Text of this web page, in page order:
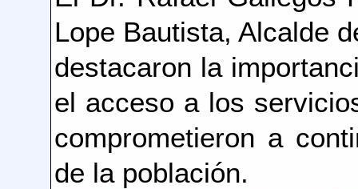
Lope Bautista, Alcalde
destacaron la
el acceso a los
comprometieron a
de la población.